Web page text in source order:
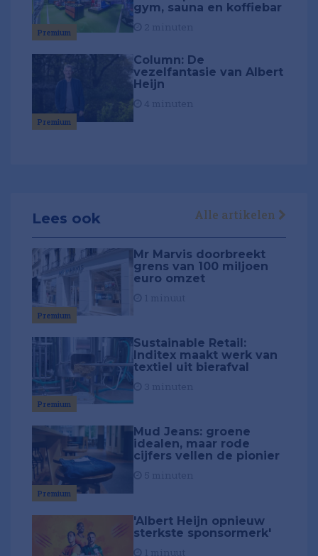
Premium
gym, sauna en koffiebar
Premium
Column: De
vezelfantasie van Albert
Heijn
Lees ook Alle artikelen
Premium
Mr Marvis doorbreekt
grens van 100 miljoen
euro omzet
Premium
Sustainable Retail:
Inditex maakt werk van
textiel uit bierafval
Premium
Mud Jeans: groene
idealen, maar rode
cijfers vellen de pionier
'Albert Heijn opnieuw
sterkste sponsormerk'